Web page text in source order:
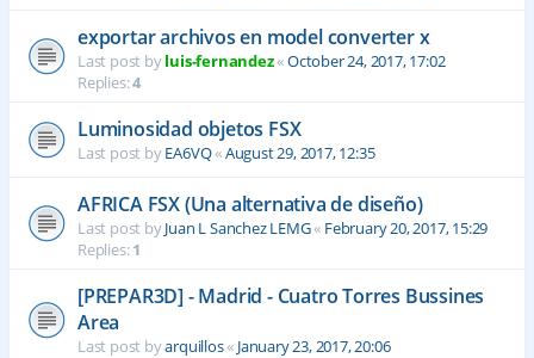
exportar archivos en model converter x
Last post byluis-fernandez«October 24, 2017, 17:02
Replies:4
Luminosidad objetos FSX
Last post byEA6VQ«August 29, 2017, 12:35
AFRICA FSX (Una alternativa de diseño)
Last post byJuan L Sanchez LEMG« February 20, 2017, 15:29
Replies:1
[PREPAR3D] - Madrid - Cuatro Torres Bussines
Area
Last post byarquillos« January 23, 2017, 20:06